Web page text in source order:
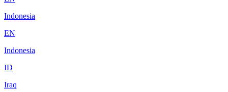
Indonesia
EN
Indonesia
ID
Iraq